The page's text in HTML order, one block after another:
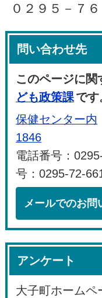
０２９５－７
問い合わせ先
このページに関
ども政策課です
保健センター内
1846
電話番号：
号：0295-72-
メールでのお問
アンケート
大子町ホームペ